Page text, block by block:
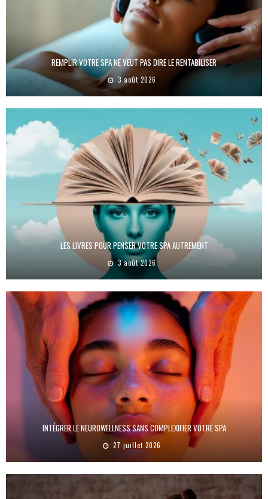
REMPLIR VOTRE SPA NE VEUT PAS DIRE LE RENTABILISER
3 août 2026
LES LIVRES POUR PENSER VOTRE SPA AUTREMENT
3 août 2026
INTÉGRER LE NEUROWELLNESS SANS COMPLEXIFIER VOTRE SPA
27 juillet 2026